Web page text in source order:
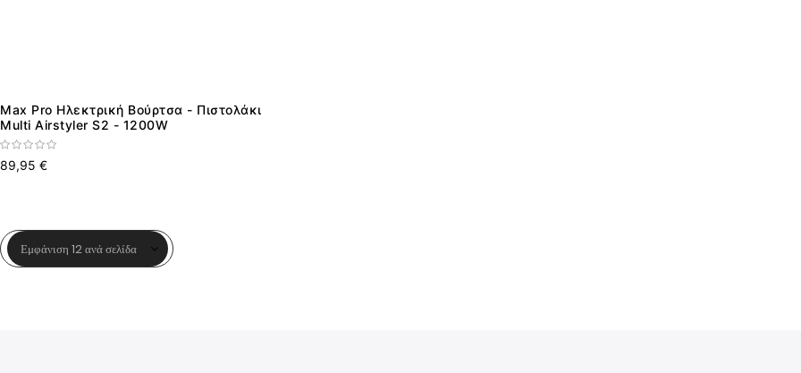
Max Pro Ηλεκτρική Βούρτσα - Πιστολάκι
Multi Airstyler S2 - 1200W
89,95 €